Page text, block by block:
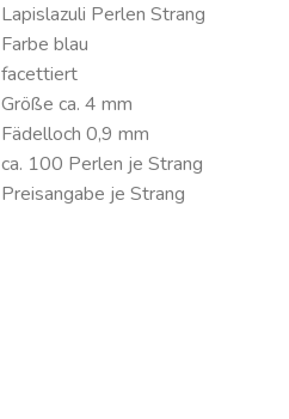
Lapislazuli Perlen Strang
Farbe blau
facettiert
Größe ca. 4 mm
Fädelloch 0,9 mm
ca. 100 Perlen je Strang
Preisangabe je Strang